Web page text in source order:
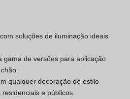
Gerais
ISO 9001
soluções de iluminação ideais
gama de versões para aplicação
qualquer decoração de estilo
e públicos.